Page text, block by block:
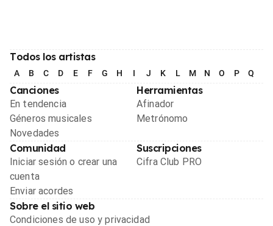
Todos los artistas
A B C D E F G H I J K L M N O P Q
Canciones
En tendencia
Géneros musicales
Novedades
Herramientas
Afinador
Metrónomo
Comunidad
Iniciar sesión o crear una
cuenta
Enviar acordes
Suscripciones
Cifra Club PRO
Sobre el sitio web
Condiciones de uso y privacidad